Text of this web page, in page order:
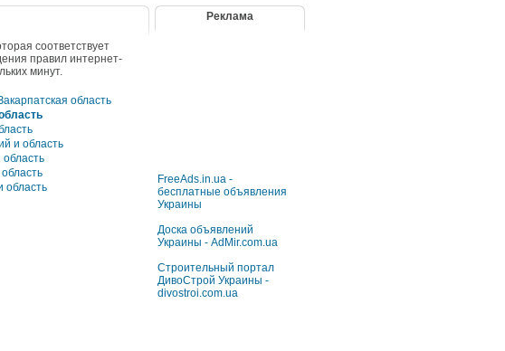
соответствует
правил интернет-
минут.
область
и область
область
Реклама
FreeAds.in.ua -
бесплатные объявления
Украины
Доска объявлений
Украины - AdMir.com.ua
Строительный портал
ДивоСтрой Украины -
divostroi.com.ua